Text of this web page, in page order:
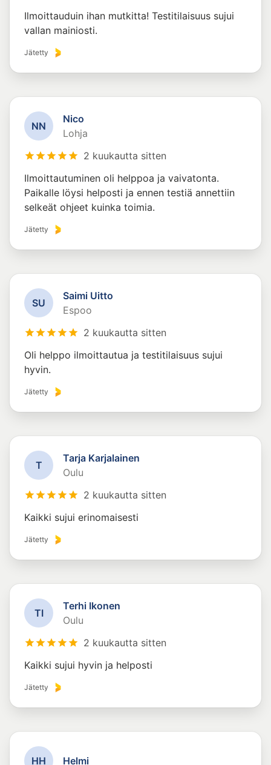
Ilmoittauduin ihan mutkitta! Testitilaisuus sujui
vallan mainiosti.
Jätetty
NN
Nico
Lohja
2 kuukautta sitten
Ilmoittautuminen oli helppoa ja vaivatonta.
Paikalle löysi helposti ja ennen testiä annettiin
selkeät ohjeet kuinka toimia.
Jätetty
SU
Saimi Uitto
Espoo
2 kuukautta sitten
Oli helppo ilmoittautua ja testitilaisuus sujui
hyvin.
Jätetty
T
Tarja Karjalainen
Oulu
2 kuukautta sitten
Kaikki sujui erinomaisesti
Jätetty
TI
Terhi Ikonen
Oulu
2 kuukautta sitten
Kaikki sujui hyvin ja helposti
Jätetty
HH Helmi